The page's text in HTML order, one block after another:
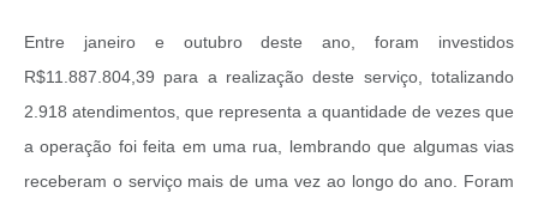
Entre janeiro e outubro deste ano, foram investidos
R$11.887.804,39 para a realização deste serviço, totalizando
2.918 atendimentos, que representa a quantidade de vezes que
a operação foi feita em uma rua, lembrando que algumas vias
receberam o serviço mais de uma vez ao longo do ano. Foram